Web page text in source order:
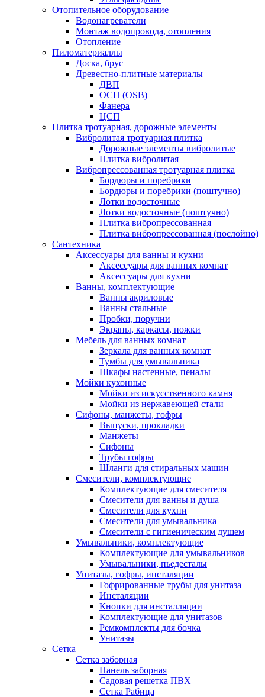
Отопительное оборудование
Водонагреватели
Монтаж водопровода, отопления
Отопление
Пиломатериаллы
Доска, брус
Древестно-плитные материалы
ДВП
ОСП (OSB)
Фанера
ЦСП
Плитка тротуарная, дорожные элементы
Вибролитая тротуарная плитка
Дорожные элементы вибролитые
Плитка вибролитая
Вибропрессованная тротуарная плитка
Бордюры и поребрики
Бордюры и поребрики (поштучно)
Лотки водосточные
Лотки водосточные (поштучно)
Плитка вибропрессованная
Плитка вибропрессованная (послойно)
Сантехника
Аксессуары для ванны и кухни
Аксессуары для ванных комнат
Аксессуары для кухни
Ванны, комплектующие
Ванны акриловые
Ванны стальные
Пробки, поручни
Экраны, каркасы, ножки
Мебель для ванных комнат
Зеркала для ванных комнат
Тумбы для умывальника
Шкафы настенные, пеналы
Мойки кухонные
Мойки из искусственного камня
Мойки из нержавеющей стали
Сифоны, манжеты, гофры
Выпуски, прокладки
Манжеты
Сифоны
Трубы гофры
Шланги для стиральных машин
Смесители, комплектующие
Комплектующие для смесителя
Смесители для ванны и душа
Смесители для кухни
Смесители для умывальника
Смесители с гигиеническим душем
Умывальники, комплектующие
Комплектующие для умывальников
Умывальники, пьедесталы
Унитазы, гофры, инсталяции
Гофрированные трубы для унитаза
Инсталяции
Кнопки для инсталляции
Комплектующие для унитазов
Ремкомплекты для бочка
Унитазы
Сетка
Сетка заборная
Панель заборная
Садовая решетка ПВХ
Сетка Рабица